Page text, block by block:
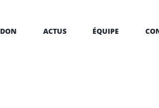
DON ACTUS ÉQUIPE